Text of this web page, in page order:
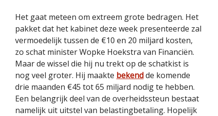
Het gaat meteen om extreem grote bedragen. Het
pakket dat het kabinet deze week presenteerde zal
vermoedelijk tussen de €10 en 20 miljard kosten,
zo schat minister Wopke Hoekstra van Financiën.
Maar de wissel die hij nu trekt op de schatkist is
nog veel groter. Hij maakte bekendde komende
drie maanden €45 tot 65 miljard nodig te hebben.
Een belangrijk deel van de overheidssteun bestaat
namelijk uit uitstel van belastingbetaling. Hopelijk